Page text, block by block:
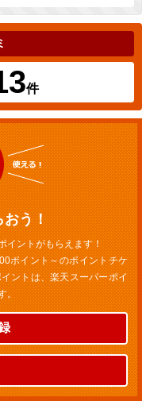
件
おう！
イントがもらえます！
ポイント～のポイントチケ
ントは、楽天スーパーポイ
。